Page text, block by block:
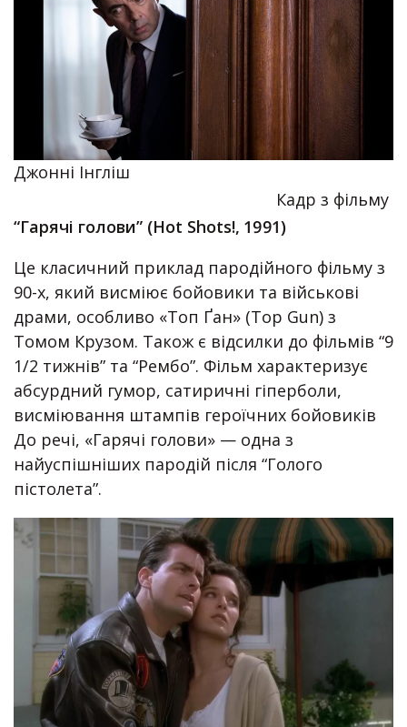
Джонні Інгліш
Кадр з фільму
“Гарячі голови” (Hot Shots!, 1991)
Це класичний приклад пародійного фільму з
90-х, який висміює бойовики та військові
драми, особливо «Топ Ґан» (Top Gun) з
Томом Крузом. Також є відсилки до фільмів “9
1/2 тижнів” та “Рембо”. Фільм характеризує
абсурдний гумор, сатиричні гіперболи,
висміювання штампів героїчних бойовиків
До речі, «Гарячі голови» — одна з
найуспішніших пародій після “Голого
пістолета”.